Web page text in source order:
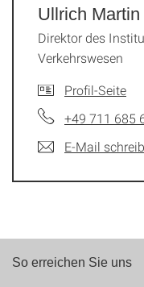
Ullrich Martin
Direktor des
Verkehrswesen
Profil-Seite
+49 711 685
E-Mail
So erreichen Sie uns